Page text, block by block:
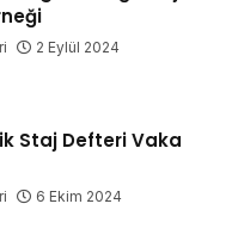
2 Eylül 2024
Staj Defteri Vaka
6 Ekim 2024